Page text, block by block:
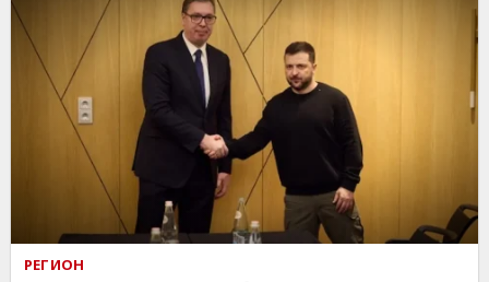
РЕГИОН